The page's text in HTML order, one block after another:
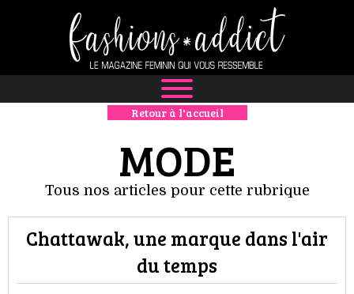
NEWS
MODE
LUXE
DÉFILÉS
BOUTIQUE
Retour à l'accueil
MODE
Tous nos articles pour cette rubrique
Chattawak, une marque dans l'air
du temps